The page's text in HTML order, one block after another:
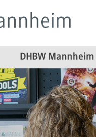
DHBW Mannheim